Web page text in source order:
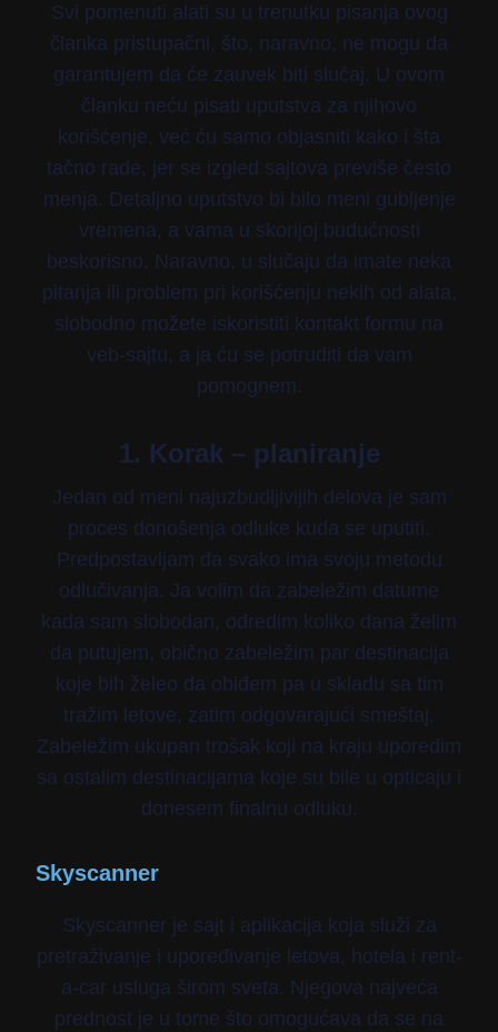
Svi pomenuti alati su u trenutku pisanja ovog
članka pristupačni, što, naravno, ne mogu da
garantujem da će zauvek biti slučaj. U ovom
članku neću pisati uputstva za njihovo
korišćenje, već ću samo objasniti kako i šta
tačno rade, jer se izgled sajtova previše često
menja. Detaljno uputstvo bi bilo meni gubljenje
vremena, a vama u skorijoj budućnosti
beskorisno. Naravno, u slučaju da imate neka
pitanja ili problem pri korišćenju nekih od alata,
slobodno možete iskoristiti kontakt formu na
veb-sajtu, a ja ću se potruditi da vam
pomognem.
1. Korak – planiranje
Jedan od meni najuzbudljivijih delova je sam
proces donošenja odluke kuda se uputiti.
Predpostavljam da svako ima svoju metodu
odlučivanja. Ja volim da zabeležim datume
kada sam slobodan, odredim koliko dana želim
da putujem, obično zabeležim par destinacija
koje bih želeo da obiđem pa u skladu sa tim
tražim letove, zatim odgovarajući smeštaj.
Zabeležim ukupan trošak koji na kraju uporedim
sa ostalim destinacijama koje su bile u opticaju i
donesem finalnu odluku.
Skyscanner
Skyscanner je sajt i aplikacija koja služi za
pretraživanje i upoređivanje letova, hotela i rent-
a-car usluga širom sveta. Njegova najveća
prednost je u tome što omogućava da se na